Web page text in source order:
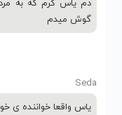
گوش میدم
Seda
یاس واقعا خواننده ی